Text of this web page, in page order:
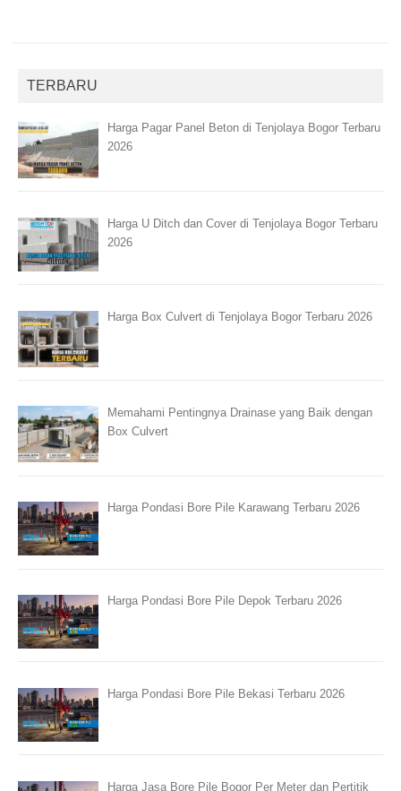
TERBARU
Harga Pagar Panel Beton di Tenjolaya Bogor Terbaru
2026
Harga U Ditch dan Cover di Tenjolaya Bogor Terbaru
2026
Harga Box Culvert di Tenjolaya Bogor Terbaru 2026
Memahami Pentingnya Drainase yang Baik dengan
Box Culvert
Harga Pondasi Bore Pile Karawang Terbaru 2026
Harga Pondasi Bore Pile Depok Terbaru 2026
Harga Pondasi Bore Pile Bekasi Terbaru 2026
Harga Jasa Bore Pile Bogor Per Meter dan Pertitik